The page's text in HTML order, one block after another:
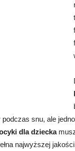
snu, ale
dla dziecka
najwyższej